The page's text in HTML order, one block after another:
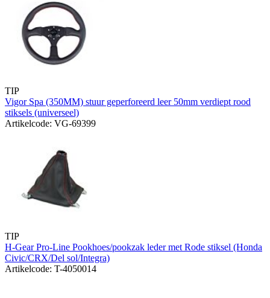
TIP
Vigor Spa (350MM) stuur geperforeerd leer 50mm verdiept rood
stiksels (universeel)
Artikelcode: VG-69399
TIP
H-Gear Pro-Line Pookhoes/pookzak leder met Rode stiksel (Honda
Civic/CRX/Del sol/Integra)
Artikelcode: T-4050014